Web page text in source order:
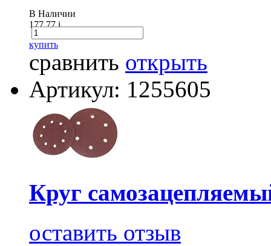
В Наличии
177.77i
купить
сравнить открыть
Артикул: 1255605
Круг
оставить отзыв